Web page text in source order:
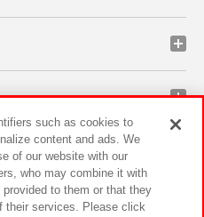
such as cookies to
content and ads. We
of our website with our
who may combine it with
to them or that they
their services. Please click